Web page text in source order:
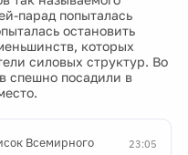
парад попыталась
остановить
которых
силовых структур. Во
спешно посадили в
23:05
Всемирного